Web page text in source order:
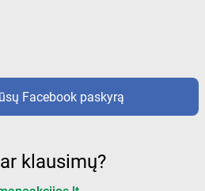
Facebook paskyrą
klausimų?